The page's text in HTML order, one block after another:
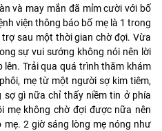
và may mắn đã mỉm cười với bố
viện thông báo bố mẹ là 1 trong
sau một thời gian chờ đợi. Vừa
sự vui sướng không nói nên lời
Trải qua quá trình thăm khám
mẹ từ một người sợ kim tiêm,
gì nữa chỉ thấy niềm tin ở phía
mẹ không chờ đợi được nữa nên
2 giờ sáng lòng mẹ nóng như